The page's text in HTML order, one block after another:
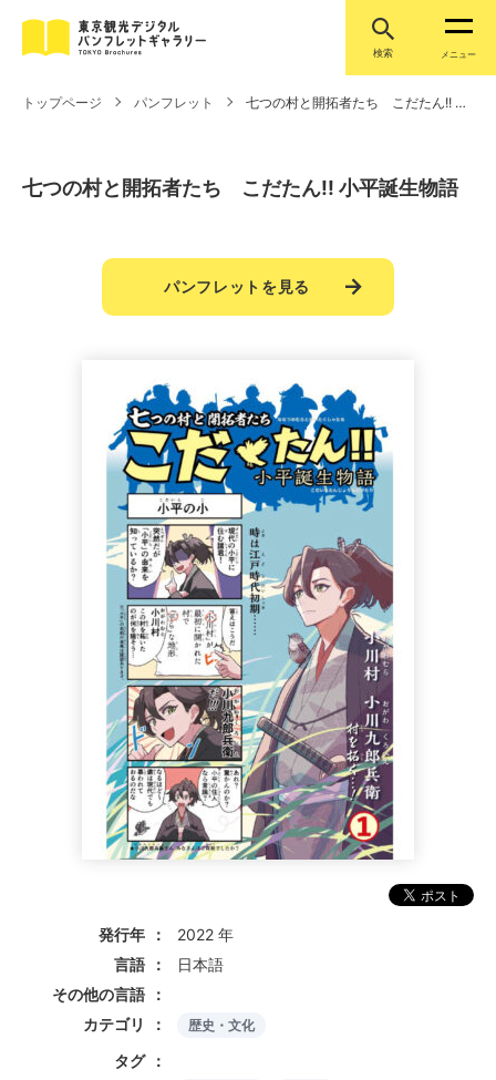
検索 メニュー
トップページ パンフレット 七つの村と開拓者たち こだたん!! 小平誕生物語
七つの村と開拓者たち こだたん!! 小平誕生物語
パンフレットを見る
発行年
2022 年
言語
日本語
その他の言語
カテゴリ
歴史・文化
タグ